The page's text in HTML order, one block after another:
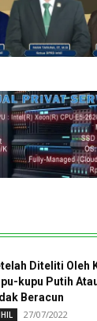
Diteliti Oleh
kupu Putih
Beracun
27/07/2022